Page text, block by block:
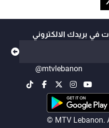
في بريدك الالكتروني
@mtvlebanon
© MTV Lebanon.